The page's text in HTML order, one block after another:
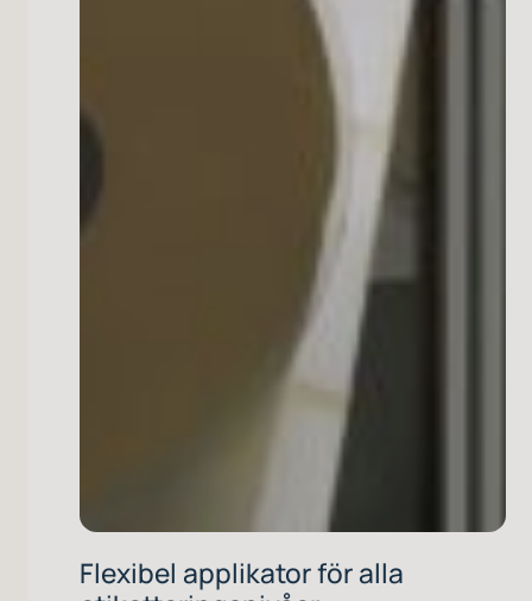
etiketteringsnivåer